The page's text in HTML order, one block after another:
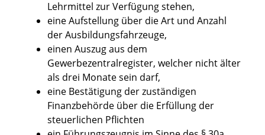
Lehrmittel zur Verfügung stehen,
eine Aufstellung über die Art und Anzahl
der Ausbildungsfahrzeuge,
einen Auszug aus dem
Gewerbezentralregister, welcher nicht älter
als drei Monate sein darf,
eine Bestätigung der zuständigen
Finanzbehörde über die Erfüllung der
steuerlichen Pflichten